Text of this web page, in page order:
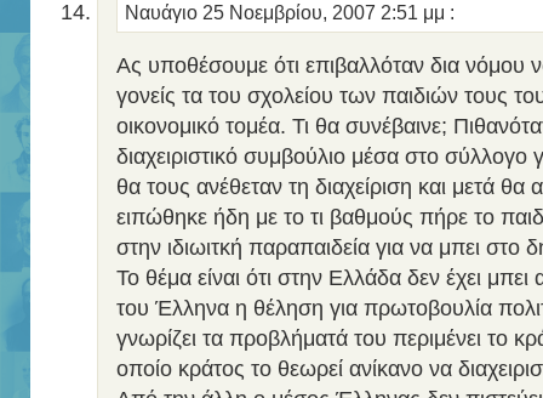
Ναυάγιο 25 Νοεμβρίου, 2007 2:51 μμ :
Ας υποθέσουμε ότι επιβαλλόταν δια νόμου να
γονείς τα του σχολείου των παιδιών τους
οικονομικό τομέα. Τι θα συνέβαινε;
διαχειριστικό συμβούλιο μέσα στο
θα τους ανέθεταν τη διαχείριση και μετά
ειπώθηκε ήδη με το τι βαθμούς πήρε το
στην ιδιωιτκή παραπαιδεία για να μπει στο
Το θέμα είναι ότι στην Ελλάδα δεν έχει
του Έλληνα η θέληση για πρωτοβουλία
γνωρίζει τα προβλήματά του περιμένει το
οποίο κράτος το θεωρεί ανίκανο να